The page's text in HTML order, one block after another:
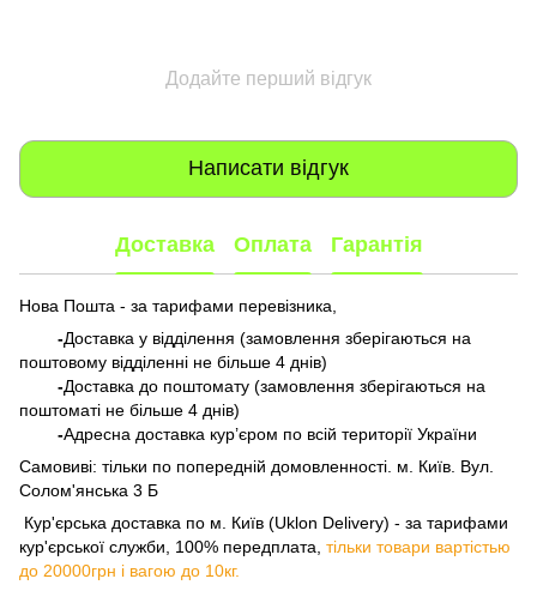
Додайте перший відгук
Написати відгук
Доставка Оплата Гарантія
Нова Пошта - за тарифами перевізника,
-Доставка у відділення (замовлення зберігаються на
поштовому відділенні не більше 4 днів)
-Доставка до поштомату (замовлення зберігаються на
поштоматі не більше 4 днів)
-Адресна доставка кур’єром по всій території України
Самовиві: тільки по попередній домовленності. м. Київ. Вул.
Солом'янська 3 Б
​​​​​​ Кур'єрська доставка по м. Київ (Uklon Delivery) - за тарифами
кур'єрської служби, 100% передплата, тільки товари вартістью
до 20000грн і вагою до 10кг.